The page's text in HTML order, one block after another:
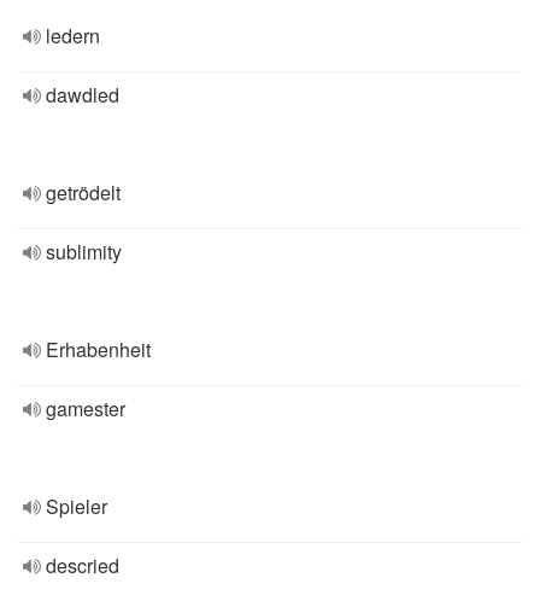
ledern
dawdled
getrödelt
sublimity
Erhabenheit
gamester
Spieler
descried